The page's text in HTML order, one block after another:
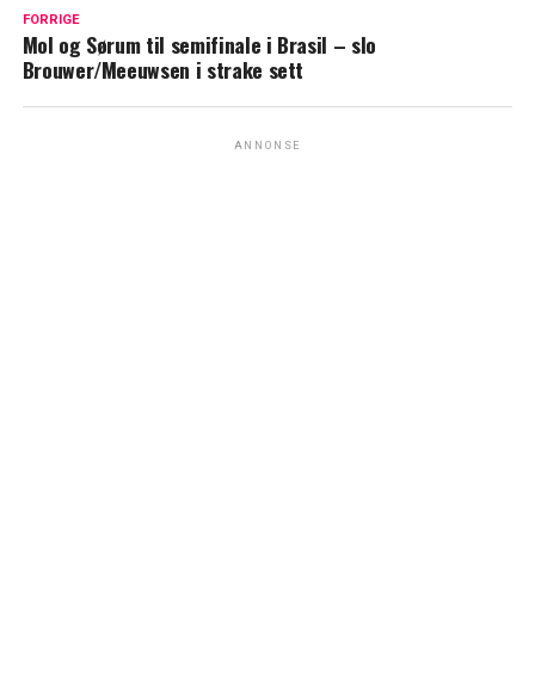
FORRIGE
Mol og Sørum til semifinale i Brasil – slo
Brouwer/Meeuwsen i strake sett
ANNONSE